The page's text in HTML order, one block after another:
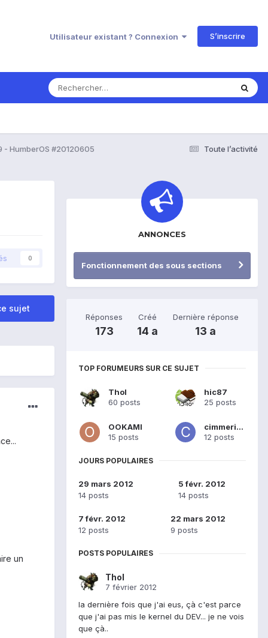
Utilisateur existant ? Connexion S’inscrire
Toute l’activité
- HumberOS #20120605
0
sujet
un
ANNONCES
Fonctionnement des sous sections
Réponses
173
Créé
14 a
Dernière réponse
13 a
TOP FORUMEURS SUR CE SUJET
Thol
60 posts
hic87
25 posts
OOKAMI
15 posts
cimmerien
12 posts
JOURS POPULAIRES
29 mars 2012
14 posts
5 févr. 2012
14 posts
7 févr. 2012
12 posts
22 mars 2012
9 posts
POSTS POPULAIRES
Thol
7 février 2012
la dernière fois que j'ai eus, çà c'est parce
que j'ai pas mis le kernel du DEV... je ne vois
que çà..